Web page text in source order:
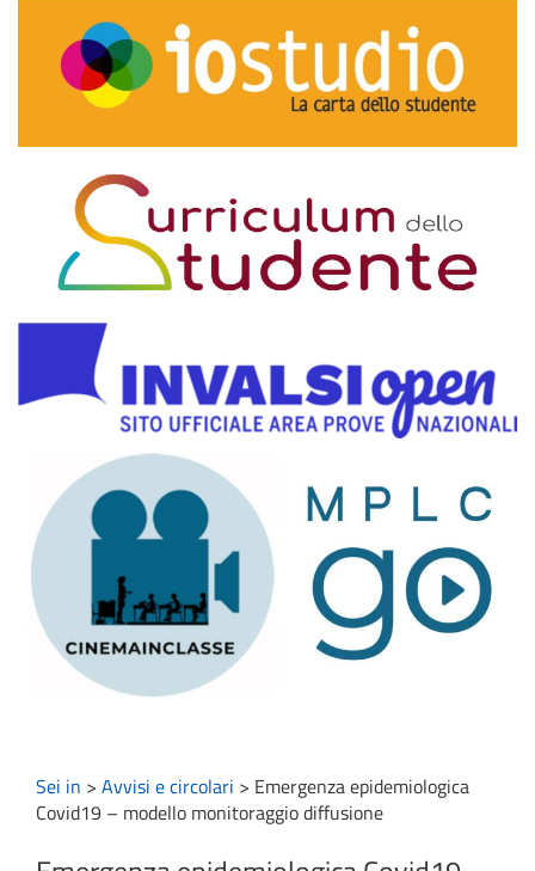
Sei in > Avvisi e circolari > Emergenza epidemiologica
Covid19 – modello monitoraggio diffusione